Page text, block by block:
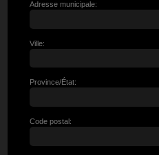
Adresse municipale:
Ville:
Province/État:
Code postal: